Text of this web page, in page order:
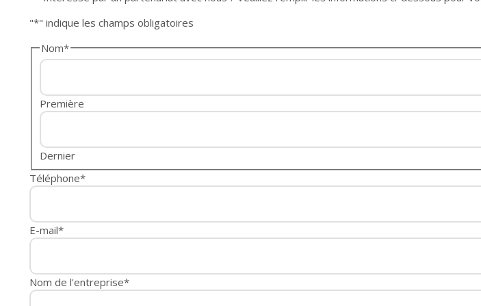
"*" indique les champs obligatoires
Nom*
Première
Dernier
Téléphone*
E-mail*
Nom de l'entreprise*